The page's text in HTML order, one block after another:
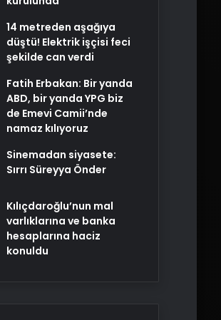
14 metreden aşağıya
düştü! Elektrik işçisi feci
şekilde can verdi
Fatih Erbakan: Bir yanda
ABD, bir yanda YPG biz
de Emevi Camii’nde
namaz kılıyoruz
Sinemadan siyasete:
Sırrı Süreyya Önder
Kılıçdaroğlu’nun mal
varlıklarına ve banka
hesaplarına haciz
konuldu